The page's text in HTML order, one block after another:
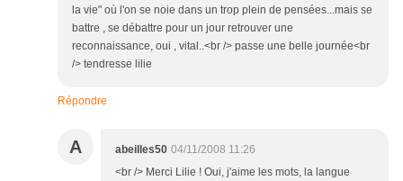
la vie" où l'on se noie dans un trop plein de pensées...mais se
battre , se débattre pour un jour retrouver une
reconnaissance, oui , vital..<br /> passe une belle journée<br
/> tendresse lilie
Répondre
A abeilles50 04/11/2008 11:26
<br /> Merci Lilie ! Oui, j'aime les mots, la langue